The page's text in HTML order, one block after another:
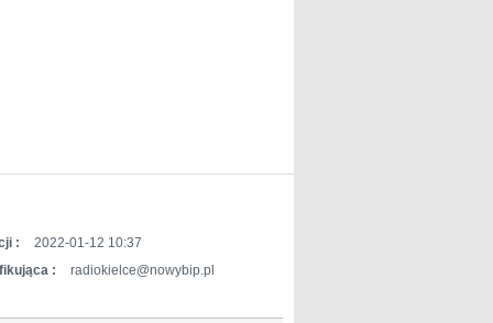
:
2022-01-12 10:37
:
radiokielce@nowybip.pl